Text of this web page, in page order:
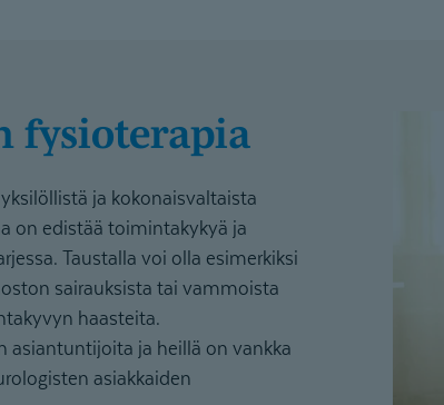
fysioterapia
ja kokonaisvaltaista
on edistää toimintakykyä ja
Taustalla voi olla esimerkiksi
sairauksista tai vammoista
haasteita.
ja heillä on vankka
asiakkaiden